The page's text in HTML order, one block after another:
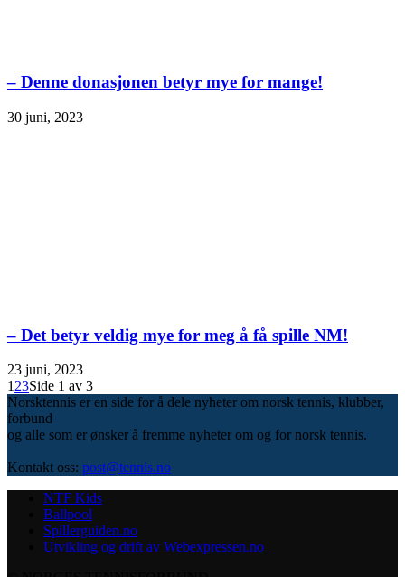
– Denne donasjonen betyr mye for mange!
30 juni, 2023
– Det betyr veldig mye for meg å få spille NM!
23 juni, 2023
1 23Side 1 av 3
Norsktennis er en side for å dele nyheter om norsk tennis, klubber,
forbund
og alle som er ønsker å fremme nyheter om og for norsk tennis.
Kontakt oss: post@tennis.no
NTF Kids
Ballpool
Spillerguiden.no
Utvikling og drift av Webexpressen.no